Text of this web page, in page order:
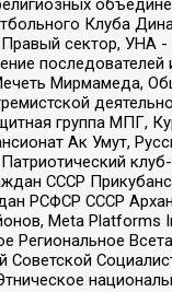
Клуба
сектор, УНА -
Мирмамеда,
группа МПГ,
Ак Умут,
СССР
РСФСР СССР
Meta
Региональное
Советской